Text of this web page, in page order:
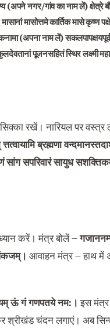
(अपने नगर/गांव का नाम लें)क्षेत्रे
मासोत्तमे कार्तिक मासे कृष्ण
(अपना नाम लें)
पूजनसहितं स्थिर लक्ष्मी
सिक्का रखें। नारियल पर
ब्रह्मणा
सपरिवारं सायुध
करें। मंत्र बोलें–
आवाहन मंत्र–हाथ में
ऊं गं गणपतये नम: । इस
श्रीखंड चंदन लगाएं। अब